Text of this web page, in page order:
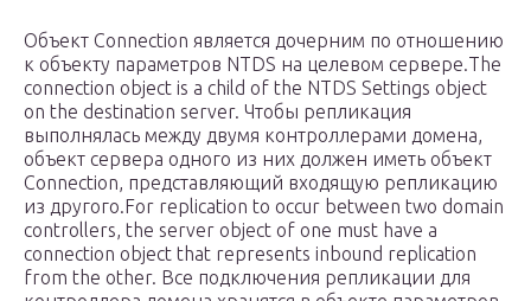
Объект Connection является дочерним по отношению
к объекту параметров NTDS на целевом сервере.The
connection object is a child of the NTDS Settings object
on the destination server. Чтобы репликация
выполнялась между двумя контроллерами домена,
объект сервера одного из них должен иметь объект
Connection, представляющий входящую репликацию
из другого.For replication to occur between two domain
controllers, the server object of one must have a
connection object that represents inbound replication
from the other. Все подключения репликации для